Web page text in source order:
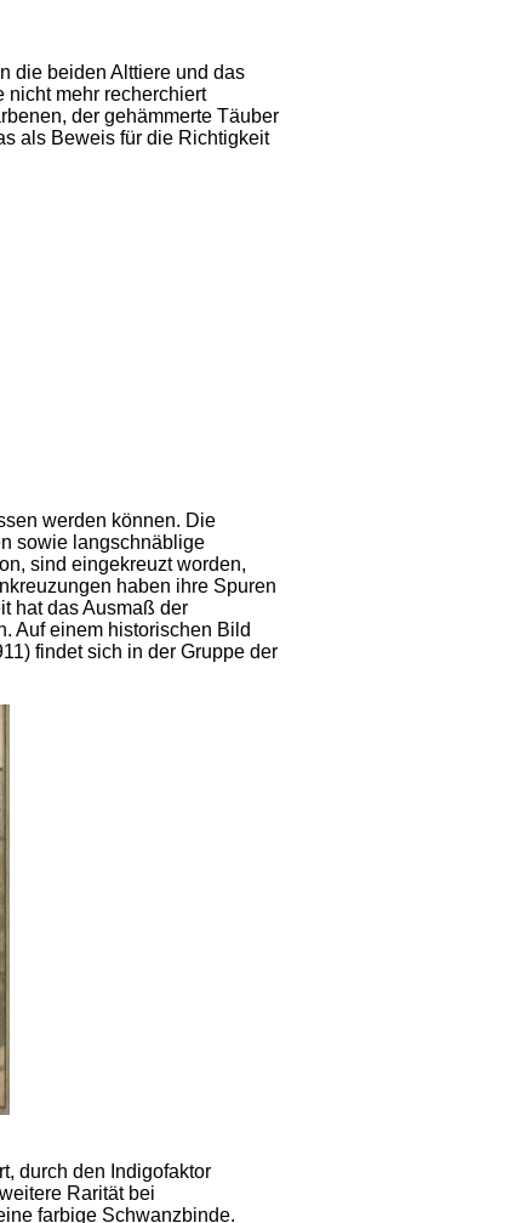
die beiden Alttiere und das
nicht mehr recherchiert
der gehämmerte Täuber
als Beweis für die Richtigkeit
werden können. Die
sowie langschnäblige
sind eingekreuzt worden,
haben ihre Spuren
hat das Ausmaß der
Auf einem historischen Bild
findet sich in der Gruppe der
durch den Indigofaktor
Rarität bei
farbige Schwanzbinde.